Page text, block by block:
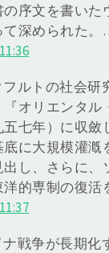
序文を書いた
深められた。
フルトの社会研
オリエンタル
七年）に収斂
に大規模灌漑
し、さらに、
的専制の復活
ナ戦争が長期化